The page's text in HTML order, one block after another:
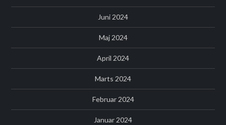
Juni 2024
Maj 2024
April 2024
Marts 2024
Februar 2024
Januar 2024